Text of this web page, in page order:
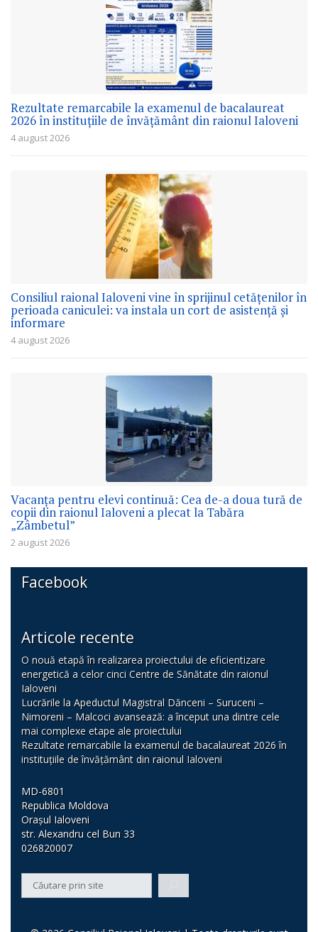
Rezultate remarcabile la examenul de bacalaureat
2026 în instituțiile de învățământ din raionul Ialoveni
4 august 2026
Consiliul raional Ialoveni vine în sprijinul cetățenilor în
perioada caniculei: va instala un cort de asistență și
informare
4 august 2026
Vacanța pentru elevi continuă: Cea de-a doua tură de
copii din raionul Ialoveni a plecat la Tabăra
„Zâmbetul”
2 august 2026
Facebook
Articole recente
O nouă etapă în realizarea proiectului de eficientizare
energetică a celor cinci Centre de Sănătate din raionul
Ialoveni
Lucrările la Apeductul Magistral Dănceni – Suruceni –
Nimoreni – Malcoci avansează: a început una dintre cele
mai complexe etape ale proiectului
Rezultate remarcabile la examenul de bacalaureat 2026 în
instituțiile de învățământ din raionul Ialoveni
MD-6801
Republica Moldova
Orașul Ialoveni
str. Alexandru cel Bun 33
026820007